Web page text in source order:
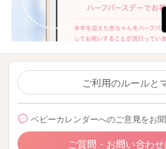
ご利用のルールと
ベビーカレンダーへのご意見をお
ご質問・お問い合わ